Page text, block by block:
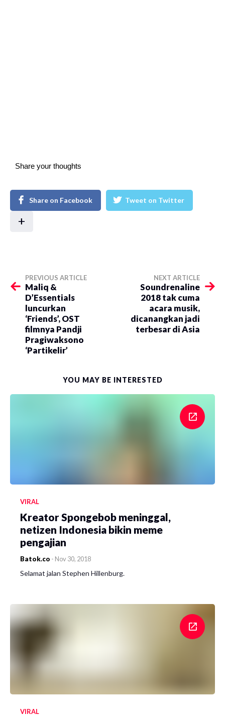
Share your thoughts
Share on Facebook Tweet on Twitter
+
PREVIOUS ARTICLE
Maliq &
D’Essentials
luncurkan
‘Friends’, OST
filmnya Pandji
Pragiwaksono
‘Partikelir’
NEXT ARTICLE
Soundrenaline
2018 tak cuma
acara musik,
dicanangkan jadi
terbesar di Asia
YOU MAY BE INTERESTED
VIRAL
Kreator Spongebob meninggal,
netizen Indonesia bikin meme
pengajian
Batok.co - Nov 30, 2018
Selamat jalan Stephen Hillenburg.
VIRAL